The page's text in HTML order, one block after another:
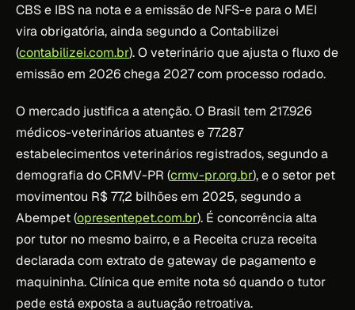
CBS e IBS na nota e a emissão de NFS-e para o MEI
vira obrigatória, ainda segundo a Contabilizei
(contabilizei.com.br). O veterinário que ajusta o fluxo de
emissão em 2026 chega 2027 com processo rodado.
O mercado justifica a atenção. O Brasil tem 217.926
médicos-veterinários atuantes e 77.287
estabelecimentos veterinários registrados, segundo a
demografia do CRMV-PR (crmv-pr.org.br), e o setor pet
movimentou R$ 77,2 bilhões em 2025, segundo a
Abempet (opresentepet.com.br). É concorrência alta
por tutor no mesmo bairro, e a Receita cruza receita
declarada com extrato de gateway de pagamento e
maquininha. Clínica que emite nota só quando o tutor
pede está exposta a autuação retroativa.